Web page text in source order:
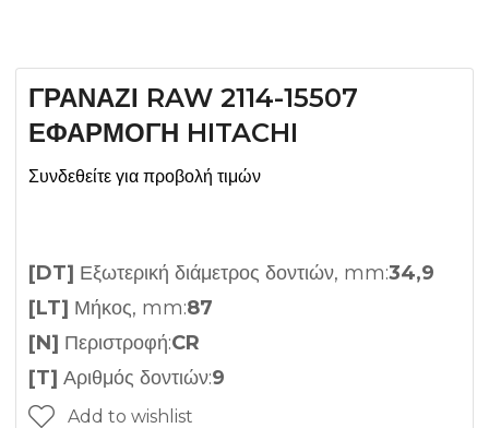
ΓΡΑΝΑΖΙ RAW 2114-15507
ΕΦΑΡΜΟΓΗ HITACHI
Συνδεθείτε για προβολή τιμών
[DT] Εξωτερική διάμετρος δοντιών, mm:34,9
[LT] Μήκος, mm:87
[N] Περιστροφή:CR
[T] Αριθμός δοντιών:9
Add to wishlist